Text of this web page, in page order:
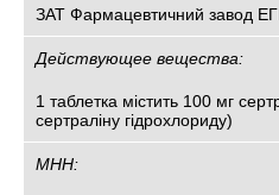
ЗАТ Фармацевтичний завод
Действующее вещества:
1 таблетка містить 100 мг
сертраліну гідрохлориду)
МНН: